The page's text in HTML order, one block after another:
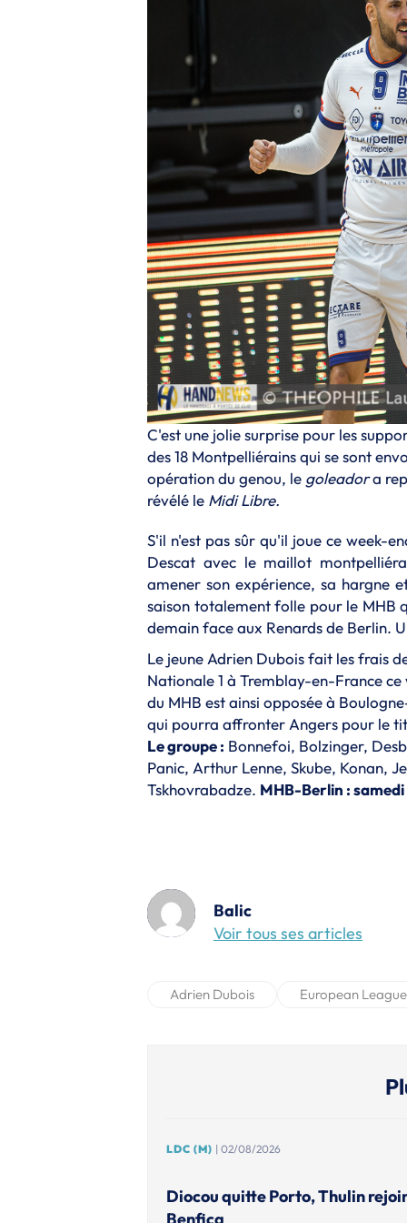
C'est une jolie surprise pour les
des 18 Montpelliérains qui se sont
opération du genou, le goleadora
révélé le Midi Libre.
S'il n'est pas sûr qu'il joue ce week-
Descat avec le maillot
amener son expérience, sa hargne
saison totalement folle pour le MHB
demain face aux Renards de Berlin.
Le jeune Adrien Dubois fait les frais
Nationale 1 à Tremblay-en-France
du MHB est ainsi opposée à
qui pourra affronter Angers pour le
Le groupe : Bonnefoi, Bolzinger,
Panic, Arthur Lenne, Skube, Konan,
Tskhovrabadze. MHB-Berlin :
Balic
Voir tous ses articles
Adrien Dubois European League
LDC (M) | 02/08/2026
Diocou quitte Porto, Thulin